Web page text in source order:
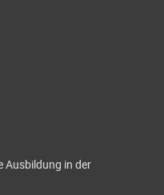
Ausbildung in der